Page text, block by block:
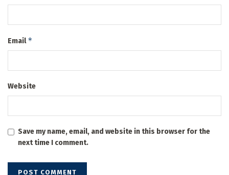
Email*
Website
Save my name, email, and website in this browser for the
next time I comment.